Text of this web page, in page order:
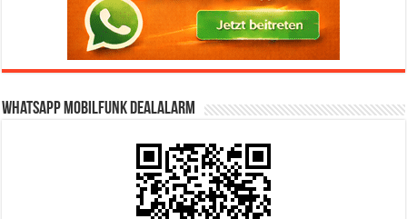
WhatsApp Mobilfunk DealAlarm